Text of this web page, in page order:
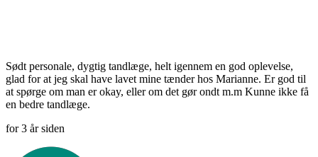
Sødt personale, dygtig tandlæge, helt igennem en god oplevelse,
glad for at jeg skal have lavet mine tænder hos Marianne. Er god til
at spørge om man er okay, eller om det gør ondt m.m Kunne ikke få
en bedre tandlæge.
for 3 år siden